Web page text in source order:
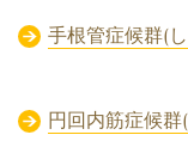
手根管症候群(
円回内筋症候